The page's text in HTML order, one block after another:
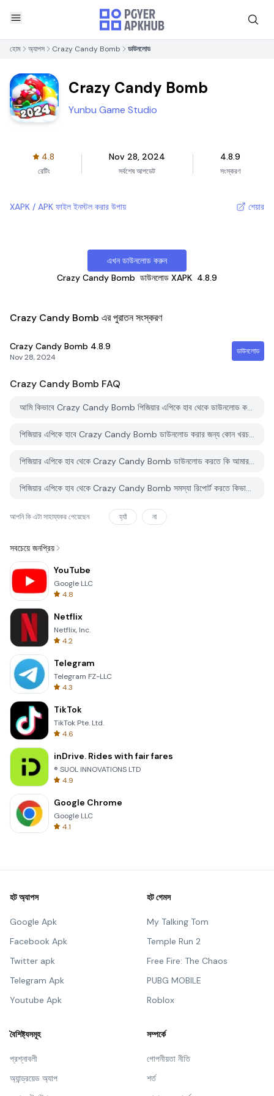
হোম অ্যাপস Crazy Candy Bomb ডাউনলোড
Crazy Candy Bomb
Yunbu Game Studio
4.8
রেটিং
Nov 28, 2024
সর্বশেষ আপডেট
4.8.9
সংস্করণ
XAPK / APK ফাইল ইনস্টল করার উপায় শেয়ার
এখন ডাউনলোড করুন
Crazy Candy Bomb ডাউনলোড XAPK 4.8.9
Crazy Candy Bomb এর পুরাতন সংস্করণ
Crazy Candy Bomb 4.8.9
Nov 28, 2024
ডাউনলোড
Crazy Candy Bomb FAQ
আমি কিভাবে Crazy Candy Bomb পিজিয়ার এপিকে হাব থেকে ডাউনলোড করব?
পিজিয়ার এপিকে হাবে Crazy Candy Bomb ডাউনলোড করার জন্য কোন খরচ আছে?
পিজিয়ার এপিকে হাব থেকে Crazy Candy Bomb ডাউনলোড করতে কি আমার একটি অ্যাকাউন্ট দরকার?
পিজিয়ার এপিকে হাব থেকে Crazy Candy Bomb সমস্যা রিপোর্ট করতে কিভাবে পারি?
আপনি কি এটা সাহায্যকর পেয়েছেন হ্যাঁ না
সবচেয়ে জনপ্রিয়
YouTube
Google LLC
4.8
Netflix
Netflix, Inc.
4.2
Telegram
Telegram FZ-LLC
4.3
TikTok
TikTok Pte. Ltd.
4.6
inDrive. Rides with fair fares
® SUOL INNOVATIONS LTD
4.9
Google Chrome
Google LLC
4.1
হট অ্যাপস
Google Apk
Facebook Apk
Twitter apk
Telegram Apk
Youtube Apk
হট গেমস
My Talking Tom
Temple Run 2
Free Fire: The Chaos
PUBG MOBILE
Roblox
বৈশিষ্ট্যসমূহ
প্রশ্নাবলী
অ্যান্ড্রয়েড অ্যাপ
সম্পর্কে
গোপনীয়তা নীতি
শর্ত